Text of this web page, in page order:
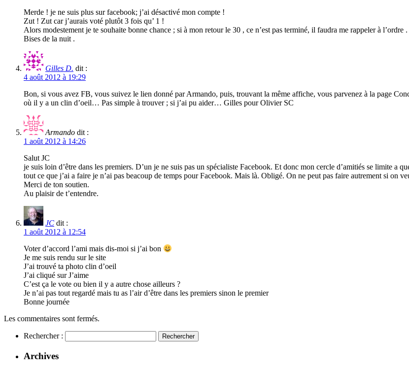
Merde ! je ne suis plus sur facebook; j’ai désactivé mon compte !
Zut ! Zut car j’aurais voté plutôt 3 fois qu’ 1 !
Alors modestement je te souhaite bonne chance ; si à mon retour le 30 , ce n’est pas terminé, il faudra me rappeler à l’ordre .
Bises de la nuit .
Gilles D. dit :
4 août 2012 à 19:29
Bon, si vous avez FB, vous suivez le lien donné par Armando, puis, trouvant la même affiche, vous parvenez à la page
où il y a un clin d’oeil… Pas simple à trouver ; si j’ai pu aider… Gilles pour Olivier SC
Armando dit :
1 août 2012 à 14:26
Salut JC
je suis loin d’être dans les premiers. D’un je ne suis pas un spécialiste Facebook. Et donc mon cercle d’amitiés se limite a
tout ce que j’ai a faire je n’ai pas beacoup de temps pour Facebook. Mais là. Obligé. On ne peut pas faire autrement si on
Merci de ton soutien.
Au plaisir de t’entendre.
JC dit :
1 août 2012 à 12:54
Voter d’accord l’ami mais dis-moi si j’ai bon
Je me suis rendu sur le site
J’ai trouvé ta photo clin d’oeil
J’ai cliqué sur J’aime
C’est ça le vote ou bien il y a autre chose ailleurs ?
Je n’ai pas tout regardé mais tu as l’air d’être dans les premiers sinon le premier
Bonne journée
Les commentaires sont fermés.
Rechercher :
Archives